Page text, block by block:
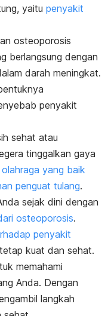
yaitu penyakit
osteoporosis
berlangsung dengan
darah meningkat.
penyakit
sehat atau
tinggalkan gaya
olahraga yang baik
penguat tulang.
sejak dini dengan
osteoporosis.
penyakit
kuat dan sehat.
memahami
Anda. Dengan
langkah